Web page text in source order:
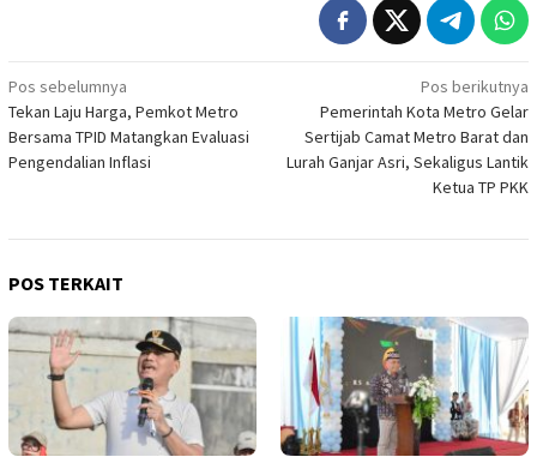
Navigasi
pos
Pos sebelumnya
Tekan Laju Harga, Pemkot Metro
Bersama TPID Matangkan Evaluasi
Pengendalian Inflasi
Pos berikutnya
Pemerintah Kota Metro Gelar
Sertijab Camat Metro Barat dan
Lurah Ganjar Asri, Sekaligus Lantik
Ketua TP PKK
POS TERKAIT